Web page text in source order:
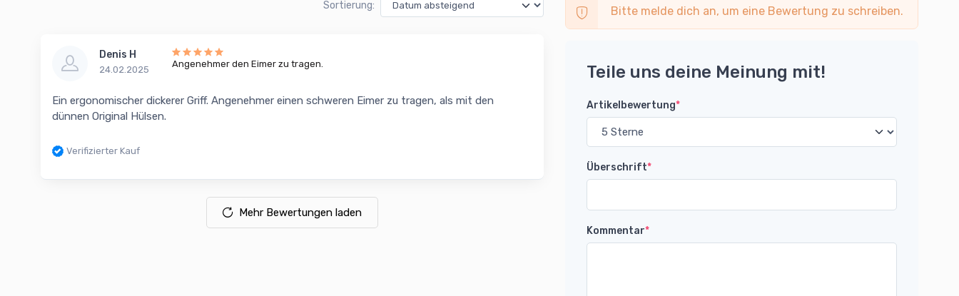
Sortierung:
Denis H
24.02.2025
Angenehmer den Eimer zu tragen.
Ein ergonomischer dickerer Griff. Angenehmer einen schweren Eimer zu tragen, als mit den
dünnen Original Hülsen.
Verifizierter Kauf
Mehr Bewertungen laden
Bitte melde dich an, um eine Bewertung zu schreiben.
Teile uns deine Meinung mit!
Artikelbewertung*
Überschrift*
Kommentar*